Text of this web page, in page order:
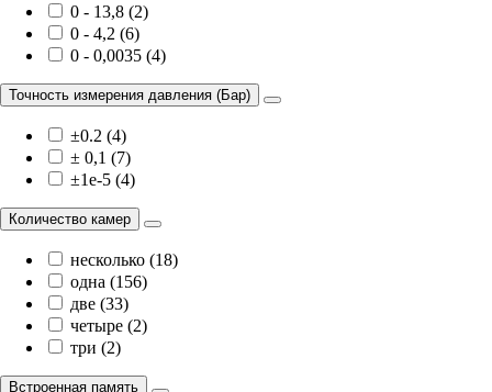
0 - 13,8 (2)
0 - 4,2 (6)
0 - 0,0035 (4)
Точность измерения давления (Бар)
±0.2 (4)
± 0,1 (7)
±1e-5 (4)
Количество камер
несколько (18)
одна (156)
две (33)
четыре (2)
три (2)
Встроенная память